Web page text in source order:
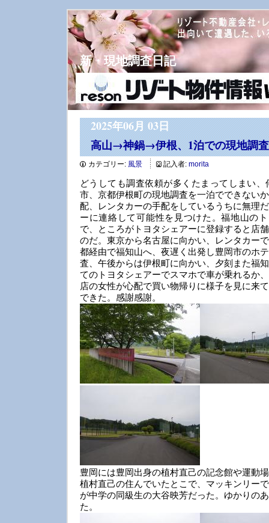
新・現地調査日記
2025年06月 03日
高山→神鍋→伊根、1泊での現地調査
カテゴリー: 風景 記入者: morita
どうしても調査依頼が多くたまってしまい
市、京都伊根町の現地調査を一泊でできない
配、レンタカーの手配をしているうちに無理
ーに連絡して可能性を見つけた。福地山の
で、ところがトヨタシェアーに登録すると店
のだ。東京から名古屋に向かい、レンタカー
都経由で福知山へ、夜遅く出発し豊岡市のホ
査、午後からは伊根町に向かい、夕刻また福
てのトヨタシェアーでスマホで車が乗れるか
店の女性が心配で買い物帰りに様子を見に来
できた。感謝感謝。
豊岡には豊岡出身の植村直己の記念館や運動
植村直己の住んでいたとこで、マッキンリー
が中学の同級生の大谷映芳だった。ゆかりの
た。